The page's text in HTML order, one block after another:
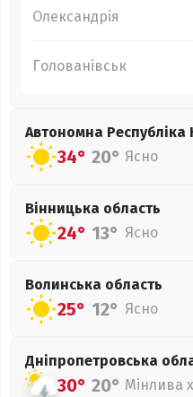
Олександрія
Голованівськ
Автономна Республіка
34° 20° Ясно
Вінницька область
24° 13° Ясно
Волинська область
25° 12° Ясно
Дніпропетровська
30° 20° Мінлива